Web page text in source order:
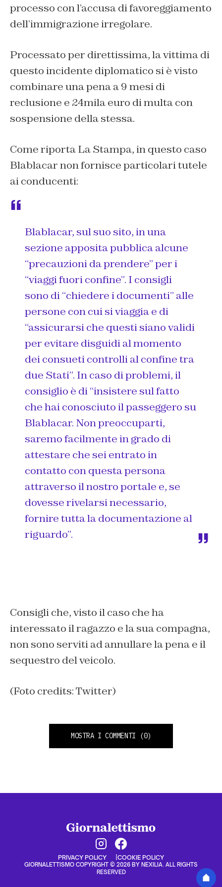
processo con l’accusa di favoreggiamento
dell’immigrazione irregolare.
Processato per direttissima, la vittima di
questo incidente diplomatico si è visto
combinare una pena a 9 mesi di
reclusione e 24mila euro di multa con
sospensione della stessa.
Come riportaLa Stampa,in questo caso
Blablacar non fornisce particolari tutele
ai conducenti:
Blablacar, sul suo sito, in una
sezione apposita pubblica alcune
“precauzioni da prendere” per i
“viaggi fuori confine”. I consigli
sono di “chiedere i documenti” alle
persone con cui si viaggia e di
“assicurarsi che questi siano validi
per evitare disguidi al momento
dei consueti controlli al confine tra
due Stati”. In caso di problemi, il
consiglio è di “insistere sul fatto
che hai conosciuto il passeggero su
Blablacar. Non preoccuparti,
saremo facilmente in grado di
attestare che sei entrato in
contatto con questa persona
attraverso il nostro portale e, se
dovesse rivelarsi necessario,
fornire tutta la documentazione al
riguardo”.
Consigli che, visto il caso che ha
interessato il ragazzo e la sua compagna,
non sono serviti ad annullare la pena e il
sequestro del veicolo.
(Foto credits: Twitter)
MOSTRA I COMMENTI (0)
PRIVACY POLICY COOKIE POLICY
GIORNALETTISMO COPYRIGHT © 2026 BY NEXILIA. ALL RIGHTS
RESERVED